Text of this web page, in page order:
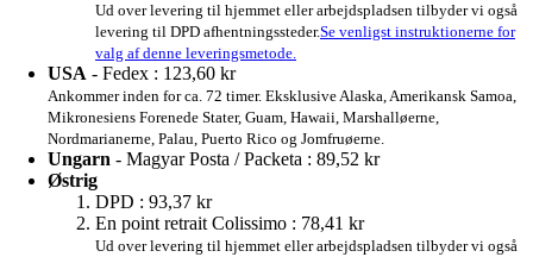
Ud over levering til hjemmet eller arbejdspladsen tilbyder vi også
levering til DPD afhentningssteder.Se venligst instruktionerne for
valg af denne leveringsmetode.
USA - Fedex : 123,60 kr
Ankommer inden for ca. 72 timer. Eksklusive Alaska, Amerikansk Samoa,
Mikronesiens Forenede Stater, Guam, Hawaii, Marshalløerne,
Nordmarianerne, Palau, Puerto Rico og Jomfruøerne.
Ungarn - Magyar Posta / Packeta : 89,52 kr
Østrig
DPD : 93,37 kr
En point retrait Colissimo : 78,41 kr
Ud over levering til hjemmet eller arbejdspladsen tilbyder vi også